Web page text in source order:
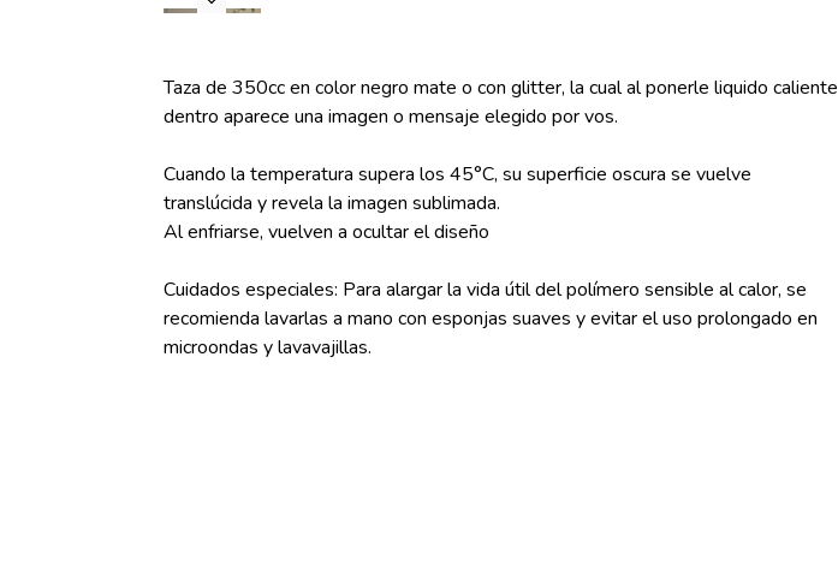
Taza de 350cc en color negro mate o con glitter, la cual al ponerle liquido caliente
dentro aparece una imagen o mensaje elegido por vos.
Cuando la temperatura supera los 45°C, su superficie oscura se vuelve
translúcida y revela la imagen sublimada.
Al enfriarse, vuelven a ocultar el diseño
Cuidados especiales: Para alargar la vida útil del polímero sensible al calor, se
recomienda lavarlas a mano con esponjas suaves y evitar el uso prolongado en
microondas y lavavajillas.